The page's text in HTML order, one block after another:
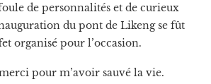
de personnalités et de curieux
du pont de Likeng se fût
organisé pour l’occasion.
merci pour m’avoir sauvé la vie.